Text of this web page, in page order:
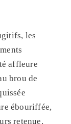
les
affleure
brou de
ébouriffée,
retenue.